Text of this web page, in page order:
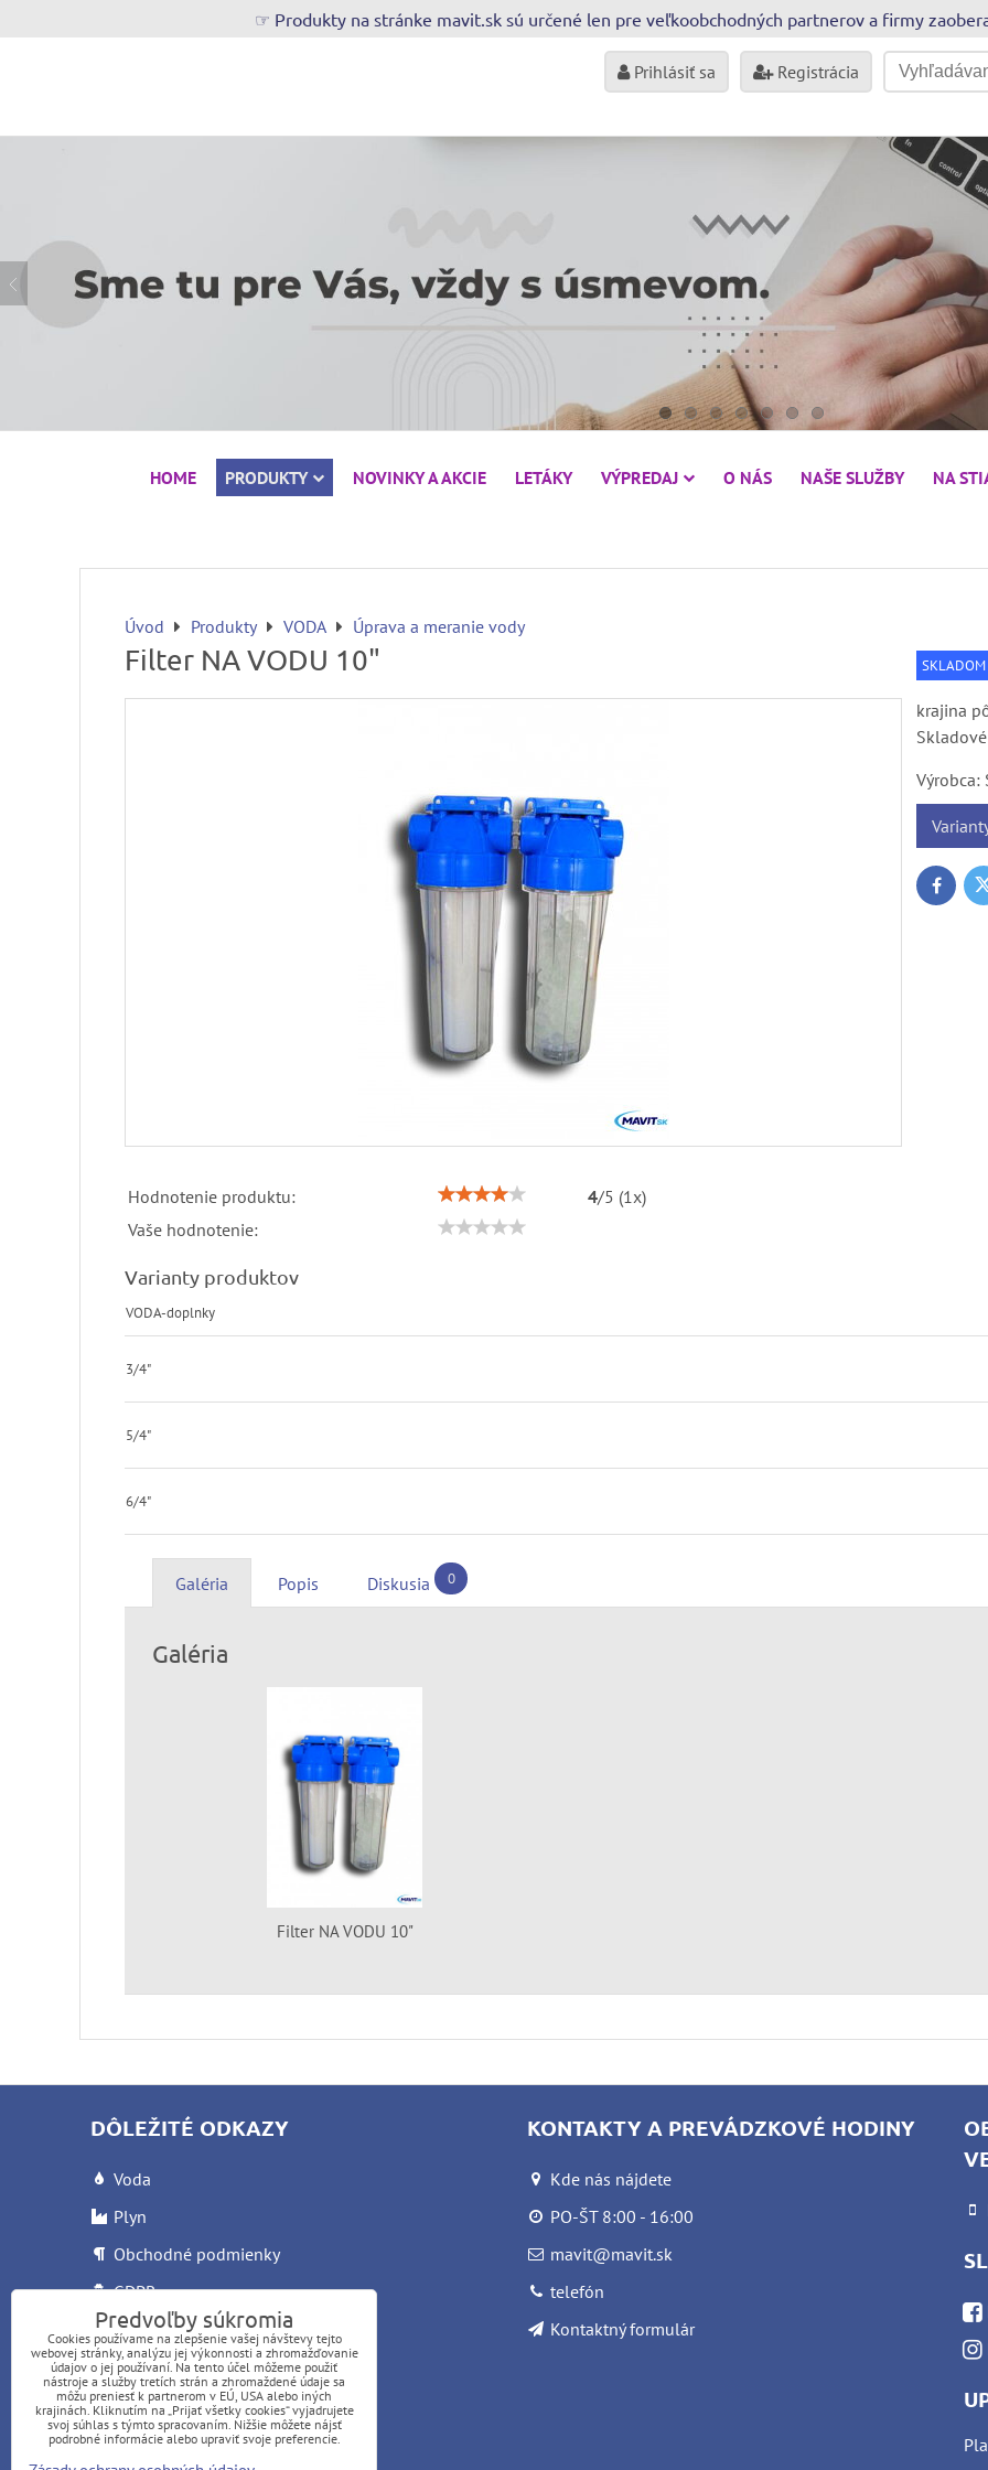
☞ Produkty na stránke mavit.sk sú určené len pre veľkoobchodných partnerov a firmy
Prihlásiť sa Registrácia
HOME PRODUKTY NOVINKY A AKCIE LETÁKY VÝPREDAJ O NÁS NAŠE SLUŽBY NA
Úvod Produkty VODA Úprava a meranie vody
Filter NA VODU 10"
Hodnotenie produktu: 4/5 (1x)
Vaše hodnotenie:
SKLADOM
krajina
Výrobca:
Varianty produktov
VODA-doplnky
3/4"
5/4"
6/4"
Galéria Popis Diskusia 0
Galéria
Filter NA VODU 10"
DÔLEŽITÉ ODKAZY
Voda
Plyn
Obchodné podmienky
GDPR
Reklamačný list
Letáky
KONTAKTY A PREVÁDZKOVÉ HODINY
Kde nás nájdete
PO-ŠT 8:00 - 16:00
mavit@mavit.sk
telefón
Kontaktný formulár
Predvoľby súkromia
Cookies používame na zlepšenie vašej návštevy tejto
webovej stránky, analýzu jej výkonnosti a zhromažďovanie
údajov o jej používaní. Na tento účel môžeme použiť
nástroje a služby tretích strán a zhromaždené údaje sa
môžu preniesť k partnerom v EÚ, USA alebo iných
krajinách. Kliknutím na „Prijať všetky cookies“ vyjadrujete
svoj súhlas s týmto spracovaním. Nižšie môžete nájsť
podrobné informácie alebo upraviť svoje preferencie.